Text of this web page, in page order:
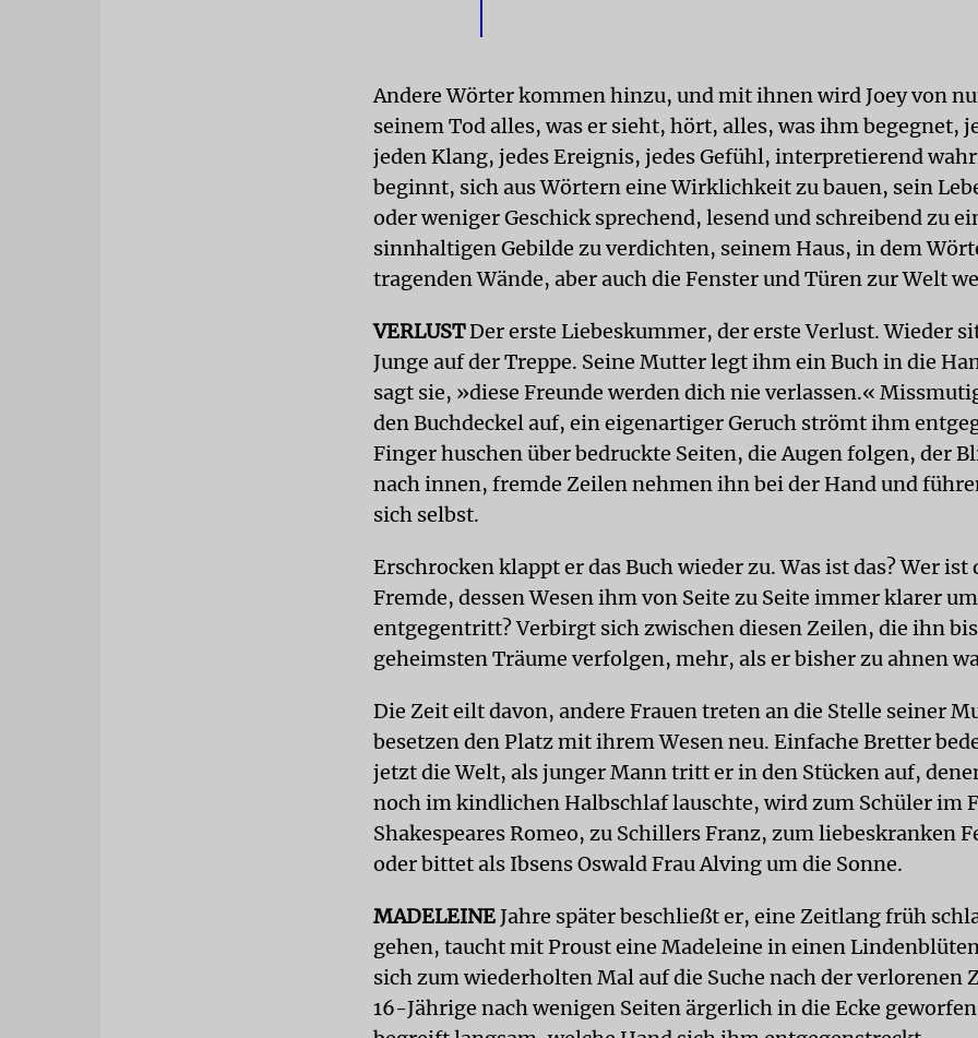
Andere Wörter kommen hinzu, und mit ihnen wird Joey von
seinem Tod alles, was er sieht, hört, alles, was ihm begegnet,
jeden Klang, jedes Ereignis, jedes Gefühl, interpretierend
beginnt, sich aus Wörtern eine Wirklichkeit zu bauen, sein
oder weniger Geschick sprechend, lesend und schreibend zu
sinnhaltigen Gebilde zu verdichten, seinem Haus, in dem
tragenden Wände, aber auch die Fenster und Türen zur Welt
VERLUSTDer erste Liebeskummer, der erste Verlust. Wieder
Junge auf der Treppe. Seine Mutter legt ihm ein Buch in die
sagt sie, »diese Freunde werden dich nie verlassen.«
den Buchdeckel auf, ein eigenartiger Geruch strömt ihm
Finger huschen über bedruckte Seiten, die Augen folgen, der
nach innen, fremde Zeilen nehmen ihn bei der Hand und
sich selbst.
Erschrocken klappt er das Buch wieder zu. Was ist das? Wer ist
Fremde, dessen Wesen ihm von Seite zu Seite immer klarer
entgegentritt? Verbirgt sich zwischen diesen Zeilen, die ihn
geheimsten Träume verfolgen, mehr, als er bisher zu ahnen
Die Zeit eilt davon, andere Frauen treten an die Stelle seiner
besetzen den Platz mit ihrem Wesen neu. Einfache Bretter
jetzt die Welt, als junger Mann tritt er in den Stücken auf,
noch im kindlichen Halbschlaf lauschte, wird zum Schüler im
Shakespeares Romeo, zu Schillers Franz, zum liebeskranken
oder bittet als Ibsens Oswald Frau Alving um die Sonne.
MADELEINE Jahre später beschließt er, eine Zeitlang früh
gehen, taucht mit Proust eine Madeleine in einen
sich zum wiederholten Mal auf die Suche nach der verlorenen
16-Jährige nach wenigen Seiten ärgerlich in die Ecke